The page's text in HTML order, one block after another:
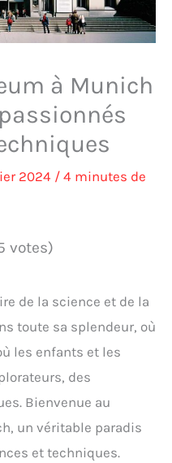
à Munich
2024 / 4 minutes de
votes)
de la science et de la
toute sa splendeur, où
les enfants et les
des
Bienvenue au
un véritable paradis
et techniques.